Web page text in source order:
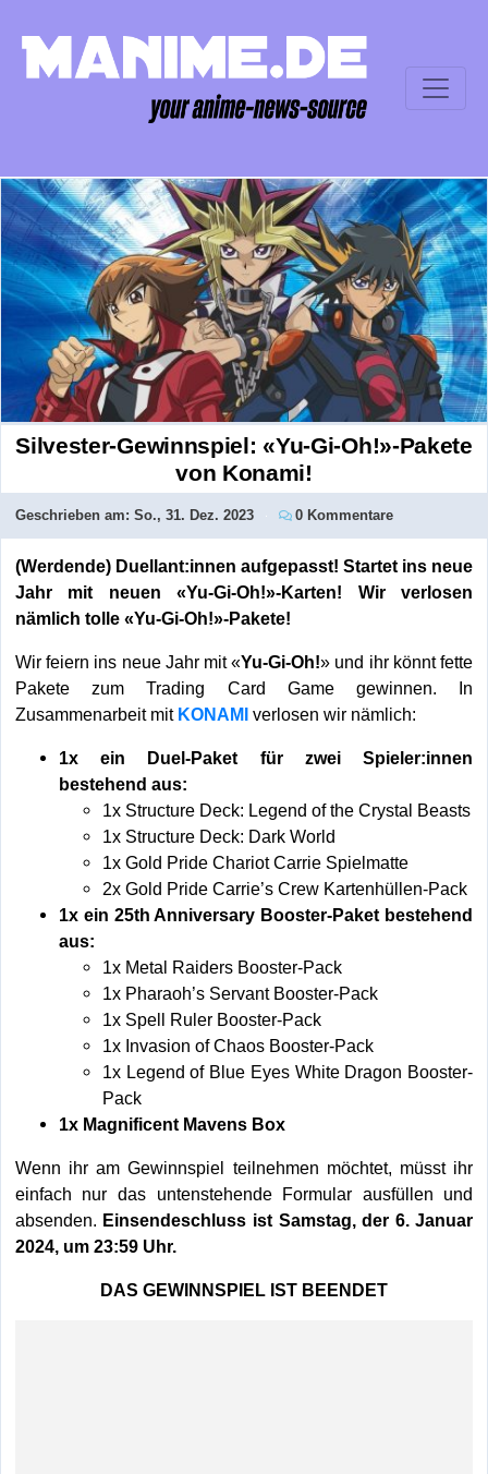
Silvester-Gewinnspiel: «Yu-Gi-Oh!»-Pakete
von Konami!
Geschrieben am: So., 31. Dez. 2023 0 Kommentare
(Werdende) Duellant:innen aufgepasst! Startet ins neue
Jahr mit neuen «Yu-Gi-Oh!»-Karten! Wir verlosen
nämlich tolle «Yu-Gi-Oh!»-Pakete!
Wir feiern ins neue Jahr mit «Yu-Gi-Oh!» und ihr könnt fette
Pakete zum Trading Card Game gewinnen. In
Zusammenarbeit mit KONAMI verlosen wir nämlich:
1x ein Duel-Paket für zwei Spieler:innen
bestehend aus:
1x Structure Deck: Legend of the Crystal Beasts
1x Structure Deck: Dark World
1x Gold Pride Chariot Carrie Spielmatte
2x Gold Pride Carrie’s Crew Kartenhüllen-Pack
1x ein 25th Anniversary Booster-Paket bestehend
aus:
1x Metal Raiders Booster-Pack
1x Pharaoh’s Servant Booster-Pack
1x Spell Ruler Booster-Pack
1x Invasion of Chaos Booster-Pack
1x Legend of Blue Eyes White Dragon Booster-
Pack
1x Magnificent Mavens Box
Wenn ihr am Gewinnspiel teilnehmen möchtet, müsst ihr
einfach nur das untenstehende Formular ausfüllen und
absenden. Einsendeschluss ist Samstag, der 6. Januar
2024, um 23:59 Uhr.
DAS GEWINNSPIEL IST BEENDET